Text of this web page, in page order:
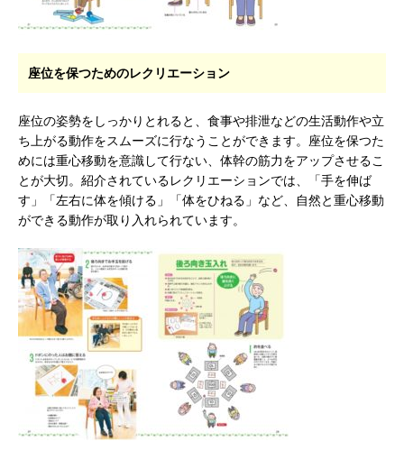
座位を保つためのレクリエーション
座位の姿勢をしっかりとれると、食事や排泄などの生活動作や立
ち上がる動作をスムーズに行なうことができます。座位を保つた
めには重心移動を意識して行ない、体幹の筋力をアップさせるこ
とが大切。紹介されているレクリエーションでは、「手を伸ば
す」「左右に体を傾ける」「体をひねる」など、自然と重心移動
ができる動作が取り入れられています。